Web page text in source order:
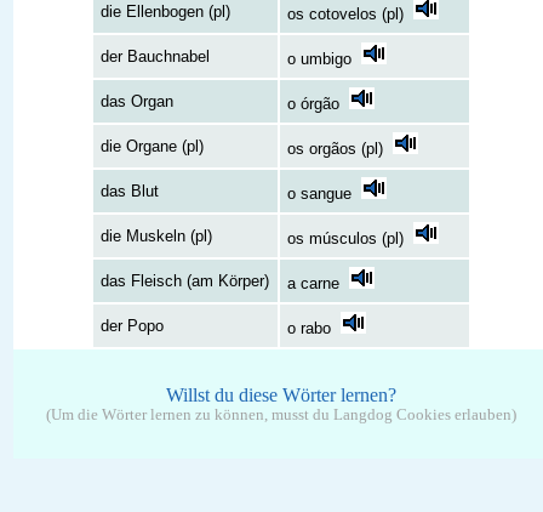
die Ellenbogen (pl) os cotovelos (pl)
der Bauchnabel o umbigo
das Organ o órgão
die Organe (pl) os orgãos (pl)
das Blut o sangue
die Muskeln (pl) os músculos (pl)
das Fleisch (am Körper) a carne
der Popo o rabo
Willst du diese Wörter lernen?
(Um die Wörter lernen zu können, musst du Langdog Cookies erlauben)